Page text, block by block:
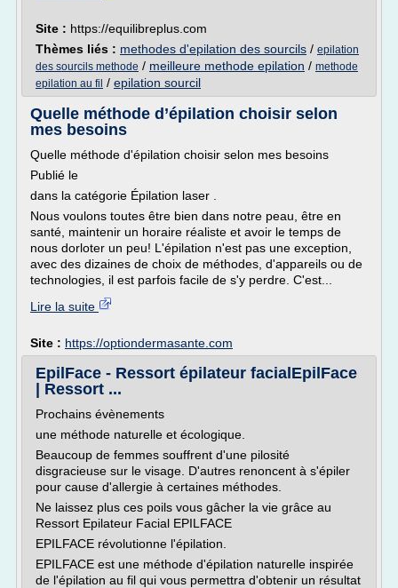
Site : https://equilibreplus.com
Thèmes liés : methodes d'epilation des sourcils / epilation
des sourcils methode / meilleure methode epilation / methode
epilation au fil / epilation sourcil
Quelle méthode d’épilation choisir selon
mes besoins
Quelle méthode d'épilation choisir selon mes besoins
Publié le
dans la catégorie Épilation laser .
Nous voulons toutes être bien dans notre peau, être en
santé, maintenir un horaire réaliste et avoir le temps de
nous dorloter un peu! L'épilation n'est pas une exception,
avec des dizaines de choix de méthodes, d'appareils ou de
technologies, il est parfois facile de s'y perdre. C'est...
Lire la suite
Site : https://optiondermasante.com
EpilFace - Ressort épilateur facialEpilFace
| Ressort ...
Prochains évènements
une méthode naturelle et écologique.
Beaucoup de femmes souffrent d'une pilosité
disgracieuse sur le visage. D'autres renoncent à s'épiler
pour cause d'allergie à certaines méthodes.
Ne laissez plus ces poils vous gâcher la vie grâce au
Ressort Epilateur Facial EPILFACE
EPILFACE révolutionne l'épilation.
EPILFACE est une méthode d'épilation naturelle inspirée
de l'épilation au fil qui vous permettra d'obtenir un résultat